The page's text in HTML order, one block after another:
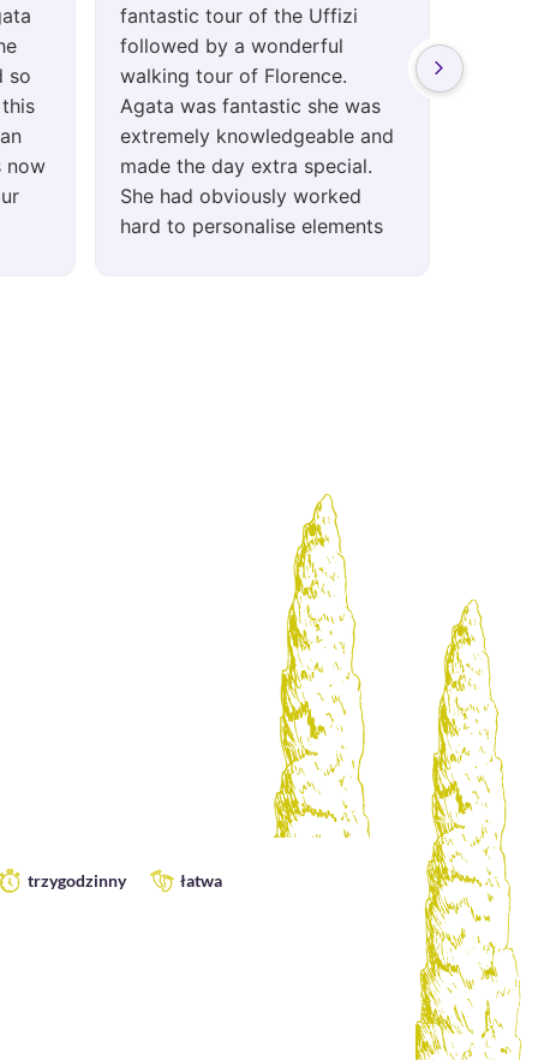
so
now
fantastic tour of the Uffizi
followed by a wonderful
walking tour of Florence.
Agata was fantastic she was
extremely knowledgeable and
made the day extra special.
She had obviously worked
hard to personalise elements
trzygodzinny łatwa